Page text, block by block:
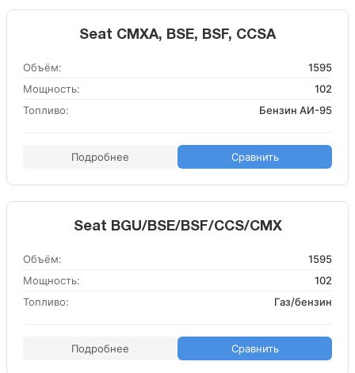
Seat CMXA, BSE, BSF, CCSA
Объём:
1595
Мощность:
102
Топливо:
Бензин АИ-95
Подробнее Сравнить
Seat BGU/BSE/BSF/CCS/CMX
Объём:
1595
Мощность:
102
Топливо:
Газ/бензин
Подробнее Сравнить